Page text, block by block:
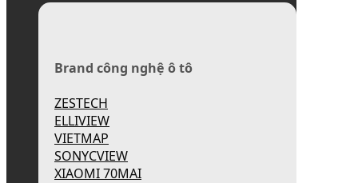
Brand công nghệ ô tô
ZESTECH
ELLIVIEW
VIETMAP
SONYCVIEW
XIAOMI 70MAI